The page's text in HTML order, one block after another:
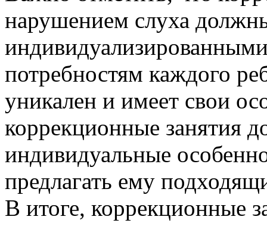
нарушением слуха
потребностям каждого
уникален и имеет свои
коррекционные занятия
индивидуальные
предлагать ему
В итоге, коррекционные